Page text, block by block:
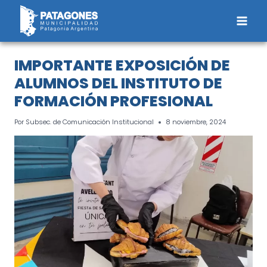
Saltar
contenido
IMPORTANTE EXPOSICIÓN DE
ALUMNOS DEL INSTITUTO DE
FORMACIÓN PROFESIONAL
Por Subsec. de Comunicación Institucional 8 noviembre, 2024